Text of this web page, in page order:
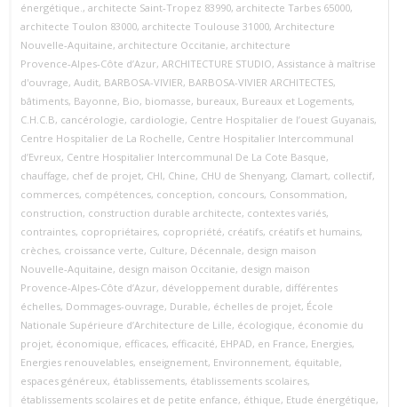
énergétique., architecte Saint‑Tropez 83990, architecte Tarbes 65000,
architecte Toulon 83000, architecte Toulouse 31000, Architecture
Nouvelle‑Aquitaine, architecture Occitanie, architecture
Provence‑Alpes‑Côte d’Azur, ARCHITECTURE STUDIO, Assistance à maîtrise
d'ouvrage, Audit, BARBOSA-VIVIER, BARBOSA-VIVIER ARCHITECTES,
bâtiments, Bayonne, Bio, biomasse, bureaux, Bureaux et Logements,
C.H.C.B, cancérologie, cardiologie, Centre Hospitalier de l’ouest Guyanais,
Centre Hospitalier de La Rochelle, Centre Hospitalier Intercommunal
d’Evreux, Centre Hospitalier Intercommunal De La Cote Basque,
chauffage, chef de projet, CHI, Chine, CHU de Shenyang, Clamart, collectif,
commerces, compétences, conception, concours, Consommation,
construction, construction durable architecte, contextes variés,
contraintes, copropriétaires, copropriété, créatifs, créatifs et humains,
crèches, croissance verte, Culture, Décennale, design maison
Nouvelle‑Aquitaine, design maison Occitanie, design maison
Provence‑Alpes‑Côte d’Azur, développement durable, différentes
échelles, Dommages-ouvrage, Durable, échelles de projet, École
Nationale Supérieure d’Architecture de Lille, écologique, économie du
projet, économique, efficaces, efficacité, EHPAD, en France, Energies,
Energies renouvelables, enseignement, Environnement, équitable,
espaces généreux, établissements, établissements scolaires,
établissements scolaires et de petite enfance, éthique, Etude énergétique,